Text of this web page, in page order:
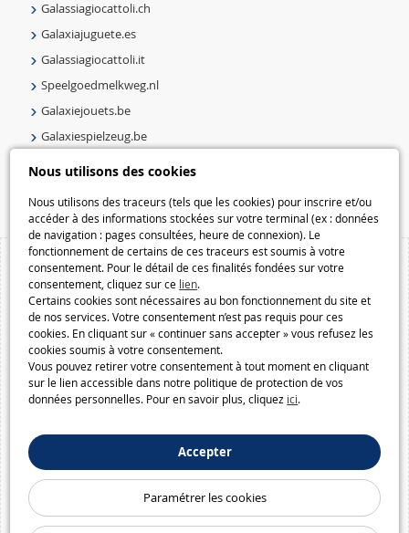
Nous utilisons des cookies
Nous utilisons des traceurs (tels que les cookies) pour inscrire et/ou
accéder à des informations stockées sur votre terminal (ex : données
de navigation : pages consultées, heure de connexion). Le
fonctionnement de certains de ces traceurs est soumis à votre
consentement. Pour le détail de ces finalités fondées sur votre
consentement, cliquez sur ce lien.
Certains cookies sont nécessaires au bon fonctionnement du site et
de nos services. Votre consentement n’est pas requis pour ces
cookies. En cliquant sur « continuer sans accepter » vous refusez les
cookies soumis à votre consentement.
Vous pouvez retirer votre consentement à tout moment en cliquant
sur le lien accessible dans notre politique de protection de vos
données personnelles. Pour en savoir plus, cliquez ici.
Accepter
Paramétrer les cookies
Galaxiejouets.ch
Galaxiespielzeug.ch
Galassiagiocattoli.ch
Galaxiajuguete.es
Galassiagiocattoli.it
Speelgoedmelkweg.nl
Galaxiejouets.be
Speelgoedmelkweg.be
Macway.com